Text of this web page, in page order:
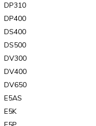
DP310
DP400
DS400
DS500
DV300
DV400
DV650
E5AS
E5K